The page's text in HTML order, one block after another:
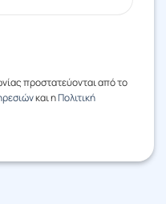
προστατεύονται από το
και ηΠολιτική